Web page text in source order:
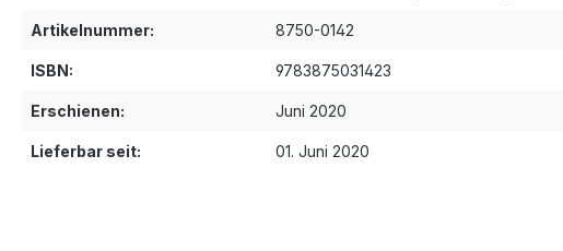
Artikelnummer: 8750-0142
ISBN: 9783875031423
Erschienen: Juni 2020
Lieferbar seit: 01. Juni 2020